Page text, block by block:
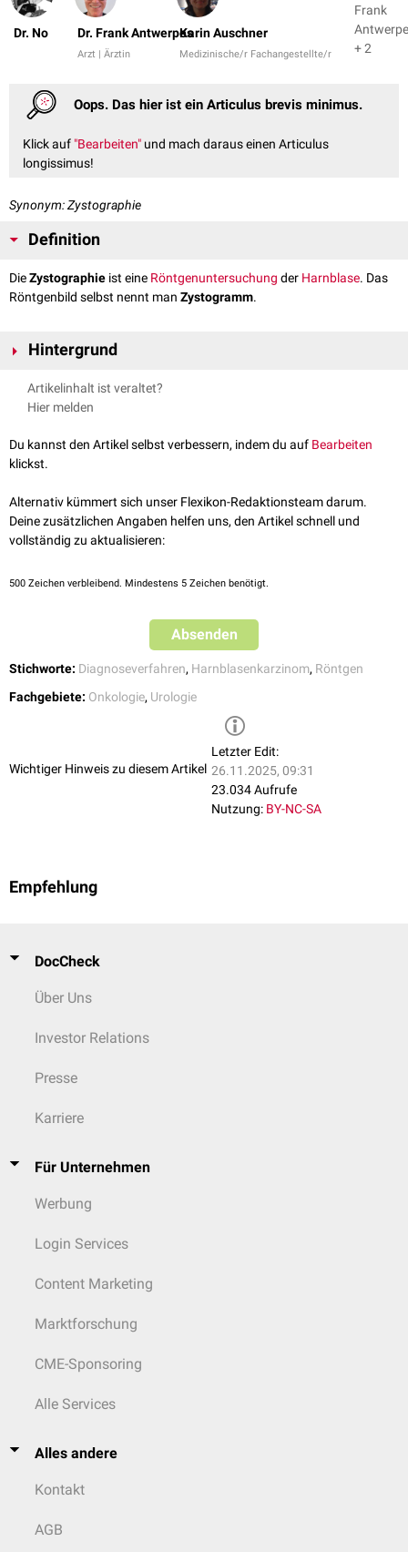
Dr. No Dr. Frank Antwerpes
Arzt | Ärztin
Karin Auschner
Medizinische/r Fachangestellte/r
Frank
+ 2
Oops. Das hier ist ein Articulus brevis minimus.
Klick auf "Bearbeiten" und mach daraus einen Articulus
longissimus!
Synonym: Zystographie
Definition
DieZystographie ist eine Röntgenuntersuchung der Harnblase. Das
Röntgenbild selbst nennt man Zystogramm.
Hintergrund
angewendet.
Artikelinhalt ist veraltet?
Hier melden
Du kannst den Artikel selbst verbessern, indem du auf Bearbeiten
klickst.
Alternativ kümmert sich unser Flexikon-Redaktionsteam darum.
Deine zusätzlichen Angaben helfen uns, den Artikel schnell und
vollständig zu aktualisieren:
500 Zeichen verbleibend. Mindestens 5 Zeichen benötigt.
Absenden
Stichworte: Diagnoseverfahren, Harnblasenkarzinom, Röntgen
Fachgebiete: Onkologie, Urologie
Wichtiger Hinweis zu diesem Artikel
Letzter Edit:
26.11.2025, 09:31
23.034 Aufrufe
Nutzung: BY-NC-SA
Empfehlung
DocCheck
Über Uns
Investor Relations
Presse
Karriere
Für Unternehmen
Werbung
Login Services
Content Marketing
Marktforschung
CME-Sponsoring
Alle Services
Alles andere
Kontakt
AGB